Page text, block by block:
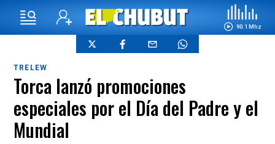
90.1 Mhz
TRELEW
Torca lanzó promociones
especiales por el Día del Padre y el
Mundial